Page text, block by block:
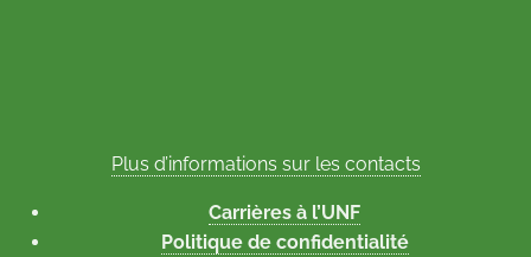
Plus d’informations sur les contacts
Carrières à l’UNF
Politique de confidentialité